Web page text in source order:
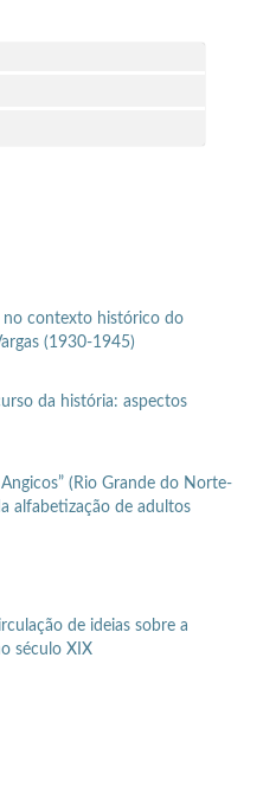
no contexto histórico do
(1930-1945)
da história: aspectos
(Rio Grande do Norte-
alfabetização de adultos
de ideias sobre a
século XIX